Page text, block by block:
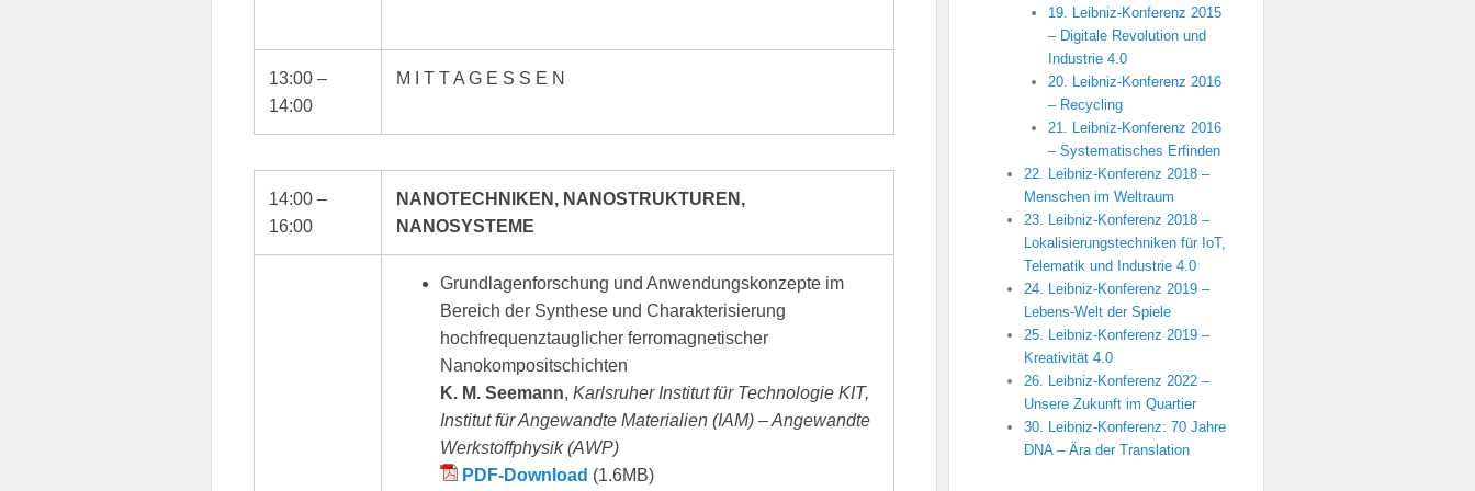
13:00 –
14:00
M I T T A G E S S E N
14:00 –
16:00
NANOTECHNIKEN, NANOSTRUKTUREN,
NANOSYSTEME
Grundlagenforschung und Anwendungskonzepte im
Bereich der Synthese und Charakterisierung
hochfrequenztauglicher ferromagnetischer
Nanokompositschichten
K. M. Seemann,Karlsruher Institut für Technologie KIT,
Institut für Angewandte Materialien (IAM) – Angewandte
Werkstoffphysik (AWP)
PDF-Download (1.6MB)
19. Leibniz-Konferenz 2015
– Digitale Revolution und
Industrie 4.0
20. Leibniz-Konferenz 2016
– Recycling
21. Leibniz-Konferenz 2016
– Systematisches Erfinden
22. Leibniz-Konferenz 2018 –
Menschen im Weltraum
23. Leibniz-Konferenz 2018 –
Lokalisierungstechniken für IoT,
Telematik und Industrie 4.0
24. Leibniz-Konferenz 2019 –
Lebens-Welt der Spiele
25. Leibniz-Konferenz 2019 –
Kreativität 4.0
26. Leibniz-Konferenz 2022 –
Unsere Zukunft im Quartier
30. Leibniz-Konferenz: 70 Jahre
DNA – Ära der Translation